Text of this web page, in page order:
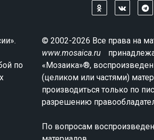
по
© 2002-2026 Все права на
www.mosaica.ru
«Мозаика»®,
(целиком или частями)
производиться только по
разрешению
По вопросам